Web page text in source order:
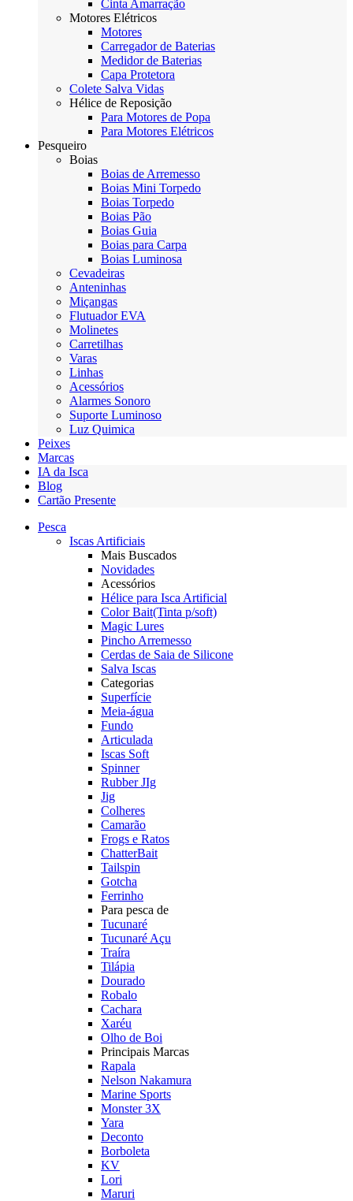
Cinta Amarração
Motores Elétricos
Motores
Carregador de Baterias
Medidor de Baterias
Capa Protetora
Colete Salva Vidas
Hélice de Reposição
Para Motores de Popa
Para Motores Elétricos
Pesqueiro
Boias
Boias de Arremesso
Boias Mini Torpedo
Boias Torpedo
Boias Pão
Boias Guia
Boias para Carpa
Boias Luminosa
Cevadeiras
Anteninhas
Miçangas
Flutuador EVA
Molinetes
Carretilhas
Varas
Linhas
Acessórios
Alarmes Sonoro
Suporte Luminoso
Luz Quimica
Peixes
Marcas
IA da Isca
Blog
Cartão Presente
Pesca
Iscas Artificiais
Mais Buscados
Novidades
Acessórios
Hélice para Isca Artificial
Color Bait(Tinta p/soft)
Magic Lures
Pincho Arremesso
Cerdas de Saia de Silicone
Salva Iscas
Categorias
Superfície
Meia-água
Fundo
Articulada
Iscas Soft
Spinner
Rubber JIg
Jig
Colheres
Camarão
Frogs e Ratos
ChatterBait
Tailspin
Gotcha
Ferrinho
Para pesca de
Tucunaré
Tucunaré Açu
Traíra
Tilápia
Dourado
Robalo
Cachara
Xaréu
Olho de Boi
Principais Marcas
Rapala
Nelson Nakamura
Marine Sports
Monster 3X
Yara
Deconto
Borboleta
KV
Lori
Maruri